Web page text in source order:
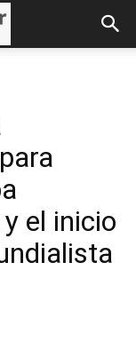
el inicio